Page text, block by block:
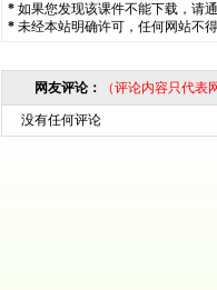
* 如果您发现该课件不能下载，请
* 未经本站明确许可，任何网站不
网友评论： （评论内容只代
没有任何评论